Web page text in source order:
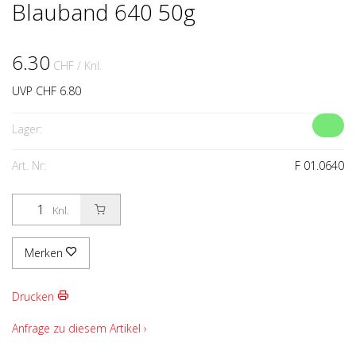
Blauband 640 50g
6.30 CHF / Knl.
UVP CHF 6.80
Lager:
Art. Nr: F 01.0640
Knl.
Merken
Drucken
Anfrage zu diesem Artikel ›